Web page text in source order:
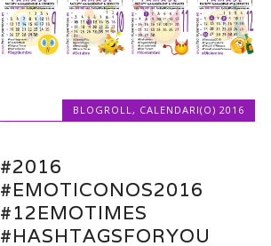
BLOGROLL, CALENDARI(O) 2016
#2016
#EMOTICONOS2016
#12EMOTIMES
#HASHTAGSFORYOU